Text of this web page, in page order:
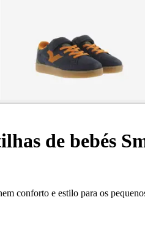
de bebés
conforto e estilo para os